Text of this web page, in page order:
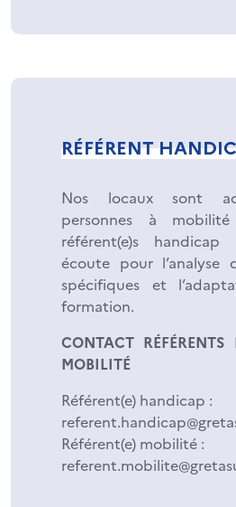
RÉFÉRENT
Nos locaux sont
personnes à
référent(e)s
écoute pour l’analyse
spécifiques et
formation.
CONTACT
MOBILITÉ
Référent(e) handicap :
Référent(e) mobilité :